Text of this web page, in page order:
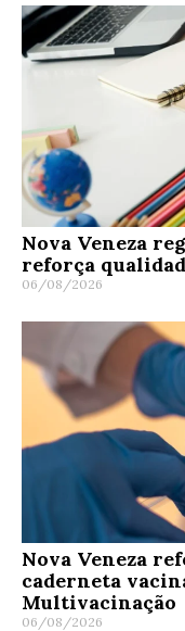
Nova Veneza
reforça
06/08/2026
Nova Veneza
caderneta
Multivacinação
06/08/2026